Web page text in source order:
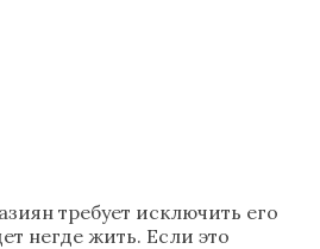
требует исключить его
негде жить. Если это